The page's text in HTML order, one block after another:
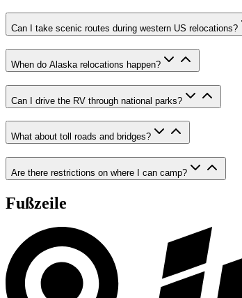
Can I take scenic routes during western US relocations?
When do Alaska relocations happen?
Can I drive the RV through national parks?
What about toll roads and bridges?
Are there restrictions on where I can camp?
Fußzeile